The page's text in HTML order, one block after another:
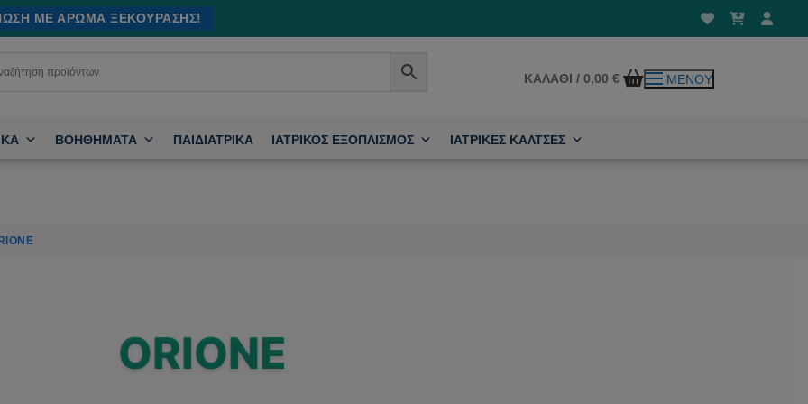
ΜΕ ΆΡΩΜΑ ΞΕΚΟΎΡΑΣΗΣ!
ΚΑΛΆΘΙ / 0,00€ ΜΕΝΟΎ
ΒΟΗΘΗΜΑΤΑ ΠΑΙΔΙΑΤΡΙΚΑ ΙΑΤΡΙΚΟΣ ΕΞΟΠΛΙΣΜΟΣ ΙΑΤΡΙΚΕΣ ΚΑΛΤΣΕΣ
ORIONE